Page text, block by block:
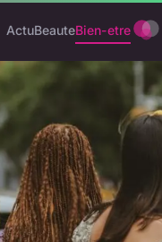
ActuBeauteBien-etre